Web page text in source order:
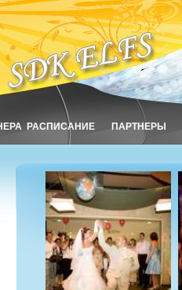
РАСПИСАНИЕ ПАРТНЕРЫ